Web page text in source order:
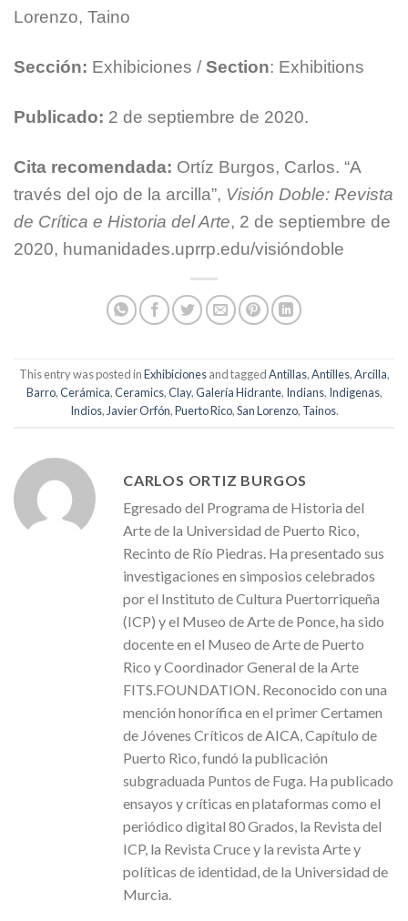
Lorenzo, Taino
Sección: Exhibiciones / Section: Exhibitions
Publicado: 2 de septiembre de 2020.
Cita recomendada: Ortíz Burgos, Carlos. “A
través del ojo de la arcilla”, Visión Doble: Revista
de Crítica e Historia del Arte, 2 de septiembre de
2020, humanidades.uprrp.edu/visióndoble
This entry was posted inExhibicionesand taggedAntillas,Antilles,Arcilla,
Barro,Cerámica,Ceramics,Clay,Galería Hidrante, Indians, Indigenas,
Indios,Javier Orfón,Puerto Rico,San Lorenzo, Tainos.
CARLOS ORTIZ BURGOS
Egresado del Programa de Historia del
Arte de la Universidad de Puerto Rico,
Recinto de Río Piedras. Ha presentado sus
investigaciones en simposios celebrados
por el Instituto de Cultura Puertorriqueña
(ICP) y el Museo de Arte de Ponce, ha sido
docente en el Museo de Arte de Puerto
Rico y Coordinador General de la Arte
FITS.FOUNDATION. Reconocido con una
mención honorífica en el primer Certamen
de Jóvenes Críticos de AICA, Capítulo de
Puerto Rico, fundó la publicación
subgraduada Puntos de Fuga. Ha publicado
ensayos y críticas en plataformas como el
periódico digital 80 Grados, la Revista del
ICP, la Revista Cruce y la revista Arte y
políticas de identidad, de la Universidad de
Murcia.